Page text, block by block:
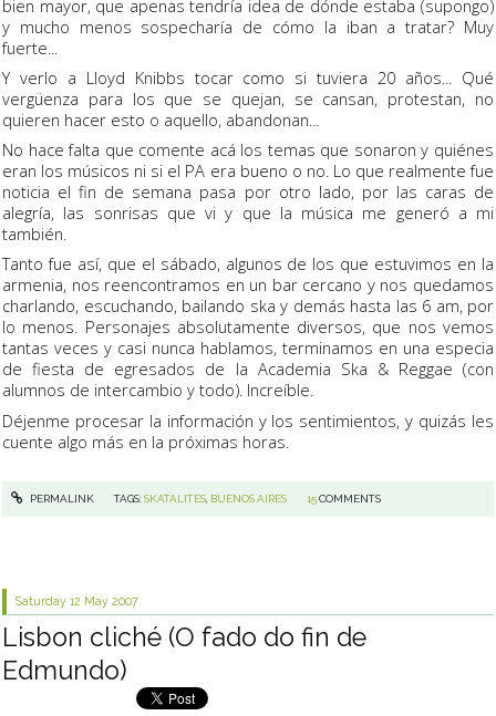
bien mayor, que apenas tendría idea de dónde estaba (supongo)
y mucho menos sospecharía de cómo la iban a tratar? Muy
fuerte...
Y verlo a Lloyd Knibbs tocar como si tuviera 20 años... Qué
vergüenza para los que se quejan, se cansan, protestan, no
quieren hacer esto o aquello, abandonan...
No hace falta que comente acá los temas que sonaron y quiénes
eran los músicos ni si el PA era bueno o no. Lo que realmente fue
noticia el fin de semana pasa por otro lado, por las caras de
alegría, las sonrisas que vi y que la música me generó a mi
también.
Tanto fue así, que el sábado, algunos de los que estuvimos en la
armenia, nos reencontramos en un bar cercano y nos quedamos
charlando, escuchando, bailando ska y demás hasta las 6 am, por
lo menos. Personajes absolutamente diversos, que nos vemos
tantas veces y casi nunca hablamos, terminamos en una especia
de fiesta de egresados de la Academia Ska & Reggae (con
alumnos de intercambio y todo). Increíble.
Déjenme procesar la información y los sentimientos, y quizás les
cuente algo más en la próximas horas.
PERMALINK TAGS:SKATALITES, BUENOS AIRES 15COMMENTS
Saturday 12 May 2007
Lisbon cliché (O fado do fin de
Edmundo)